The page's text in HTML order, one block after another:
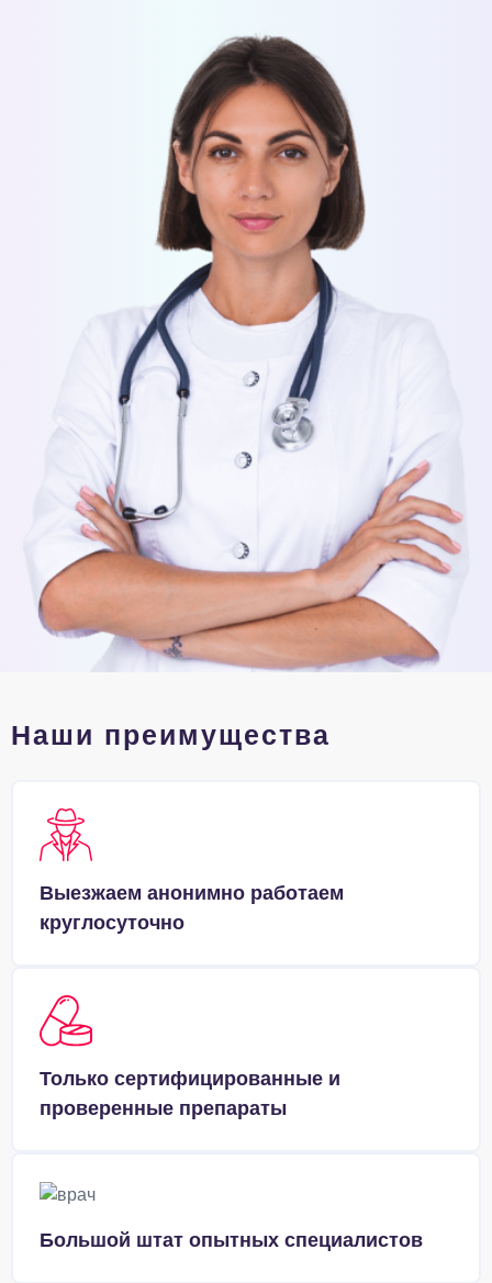
Наши преимущества
Выезжаем анонимно работаем
круглосуточно
Только сертифицированные и
проверенные препараты
Большой штат опытных специалистов